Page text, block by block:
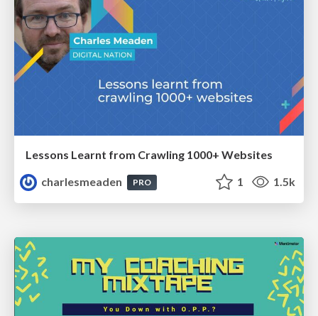
Lessons Learnt from Crawling 1000+ Websites
charlesmeaden
PRO 1 1.5k